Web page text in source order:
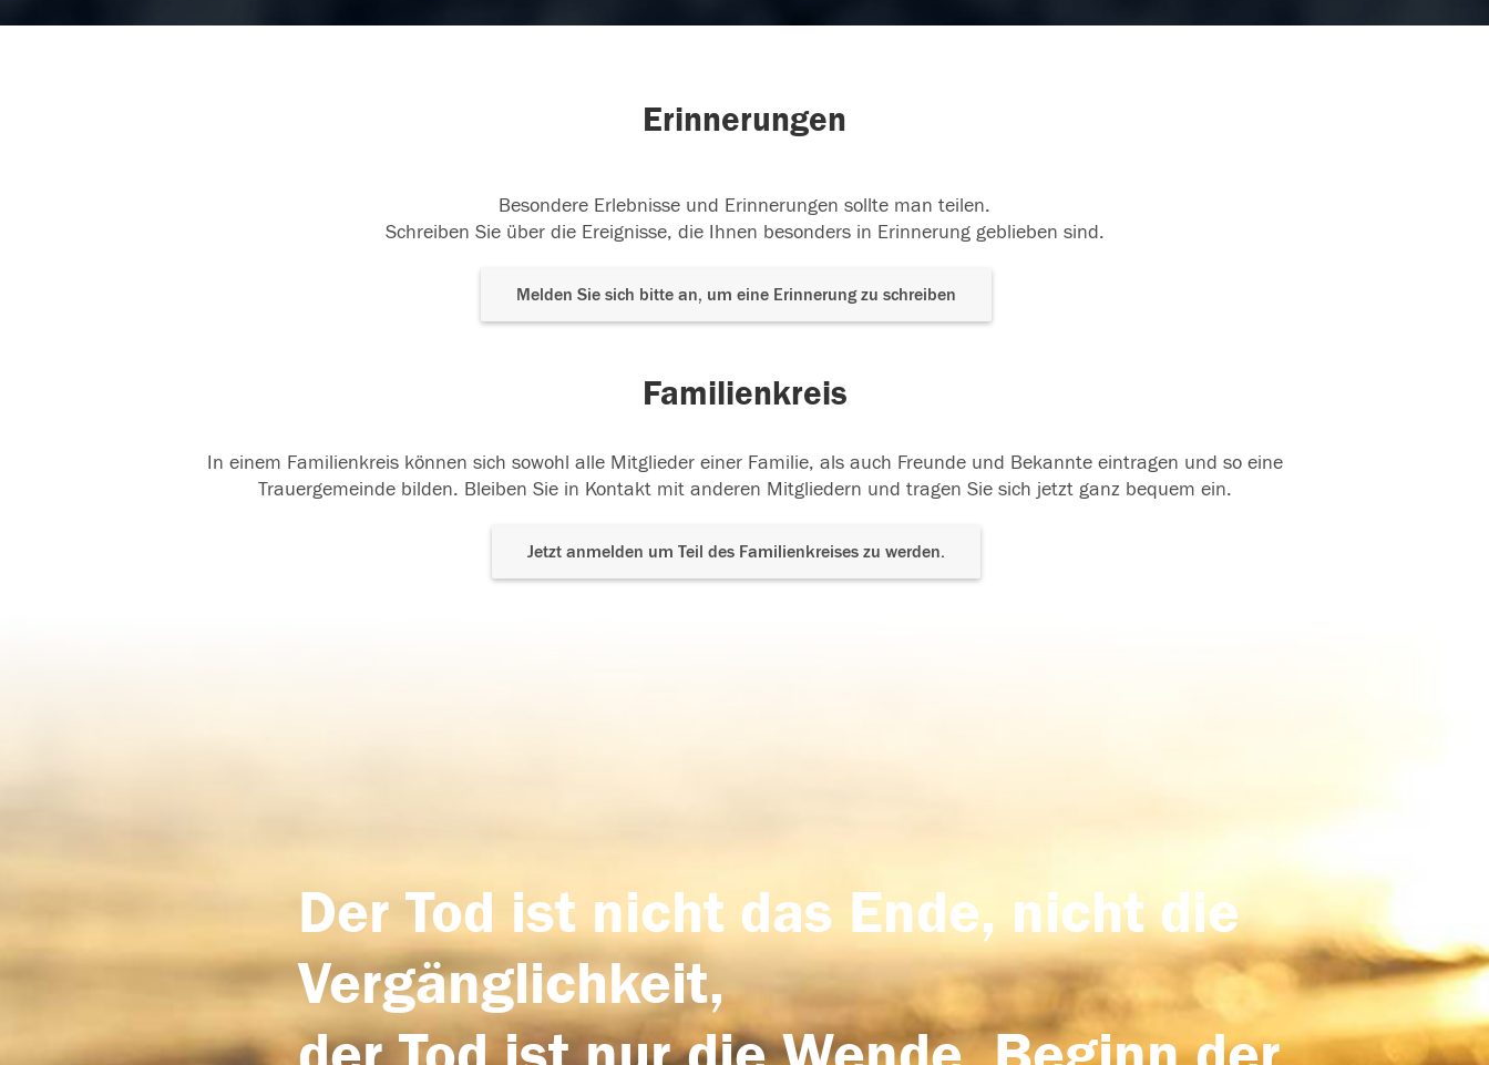
Erinnerungen
Besondere Erlebnisse und Erinnerungen sollte man teilen.
Schreiben Sie über die Ereignisse, die Ihnen besonders in Erinnerung geblieben sind.
Melden Sie sich bitte an, um eine Erinnerung zu schreiben
Familienkreis
In einem Familienkreis können sich sowohl alle Mitglieder einer Familie, als auch Freunde und Bekannte eintragen und so eine
Trauergemeinde bilden. Bleiben Sie in Kontakt mit anderen Mitgliedern und tragen Sie sich jetzt ganz bequem ein.
Jetzt anmelden um Teil des Familienkreises zu werden.
Der Tod ist nicht das Ende, nicht die
Vergänglichkeit,